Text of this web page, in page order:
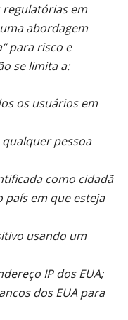
regulatórias em
abordagem
para risco e
se limita a:
os usuários em
pessoa
como cidadã
país em que esteja
usando um
IP dos EUA;
dos EUA para